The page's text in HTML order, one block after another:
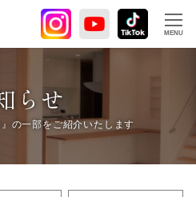
MENU
らせ